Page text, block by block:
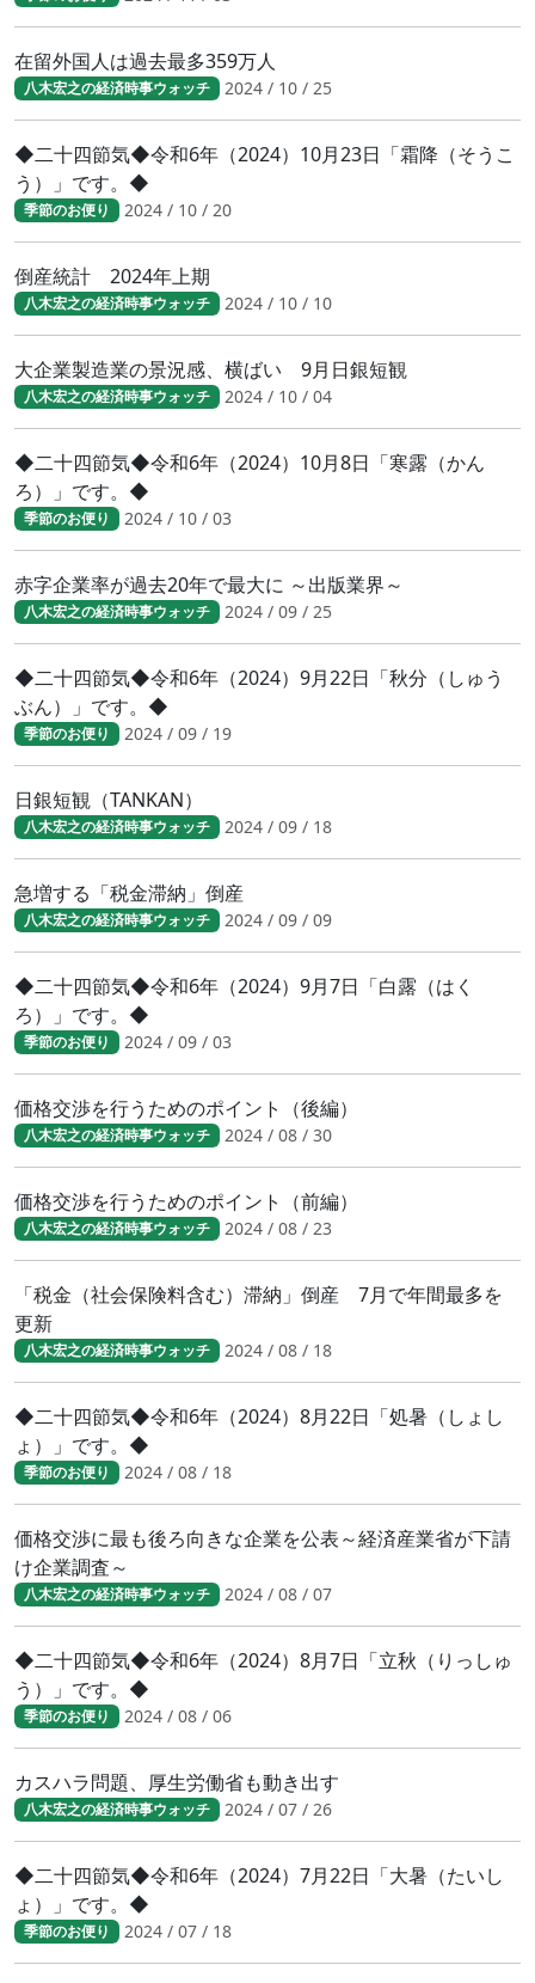
在留外国人は過去最多359万人
八木宏之の経済時事ウォッチ 2024 / 10 / 25
◆二十四節気◆令和6年（2024）10月23日「霜降（そうこ
う）」です。◆
季節のお便り 2024 / 10 / 20
倒産統計 2024年上期
八木宏之の経済時事ウォッチ 2024 / 10 / 10
大企業製造業の景況感、横ばい 9月日銀短観
八木宏之の経済時事ウォッチ 2024 / 10 / 04
◆二十四節気◆令和6年（2024）10月8日「寒露（かん
ろ）」です。◆
季節のお便り 2024 / 10 / 03
赤字企業率が過去20年で最大に ～出版業界～
八木宏之の経済時事ウォッチ 2024 / 09 / 25
◆二十四節気◆令和6年（2024）9月22日「秋分（しゅう
ぶん）」です。◆
季節のお便り 2024 / 09 / 19
日銀短観（TANKAN）
八木宏之の経済時事ウォッチ 2024 / 09 / 18
急増する「税金滞納」倒産
八木宏之の経済時事ウォッチ 2024 / 09 / 09
◆二十四節気◆令和6年（2024）9月7日「白露（はく
ろ）」です。◆
季節のお便り 2024 / 09 / 03
価格交渉を行うためのポイント（後編）
八木宏之の経済時事ウォッチ 2024 / 08 / 30
価格交渉を行うためのポイント（前編）
八木宏之の経済時事ウォッチ 2024 / 08 / 23
「税金（社会保険料含む）滞納」倒産 7月で年間最多を
更新
八木宏之の経済時事ウォッチ 2024 / 08 / 18
◆二十四節気◆令和6年（2024）8月22日「処暑（しょし
ょ）」です。◆
季節のお便り 2024 / 08 / 18
価格交渉に最も後ろ向きな企業を公表～経済産業省が下請
け企業調査～
八木宏之の経済時事ウォッチ 2024 / 08 / 07
◆二十四節気◆令和6年（2024）8月7日「立秋（りっしゅ
う）」です。◆
季節のお便り 2024 / 08 / 06
カスハラ問題、厚生労働省も動き出す
八木宏之の経済時事ウォッチ 2024 / 07 / 26
◆二十四節気◆令和6年（2024）7月22日「大暑（たいし
ょ）」です。◆
季節のお便り 2024 / 07 / 18